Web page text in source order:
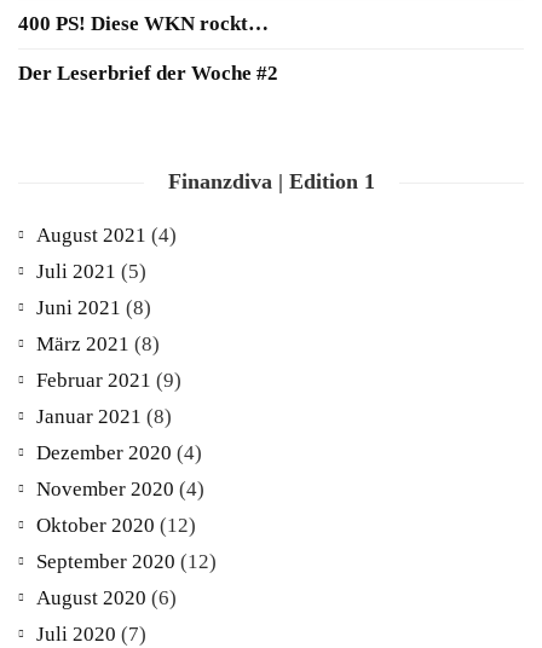
400 PS! Diese WKN rockt…
Der Leserbrief der Woche #2
Finanzdiva | Edition 1
August 2021 (4)
Juli 2021 (5)
Juni 2021 (8)
März 2021 (8)
Februar 2021 (9)
Januar 2021 (8)
Dezember 2020 (4)
November 2020 (4)
Oktober 2020 (12)
September 2020 (12)
August 2020 (6)
Juli 2020 (7)